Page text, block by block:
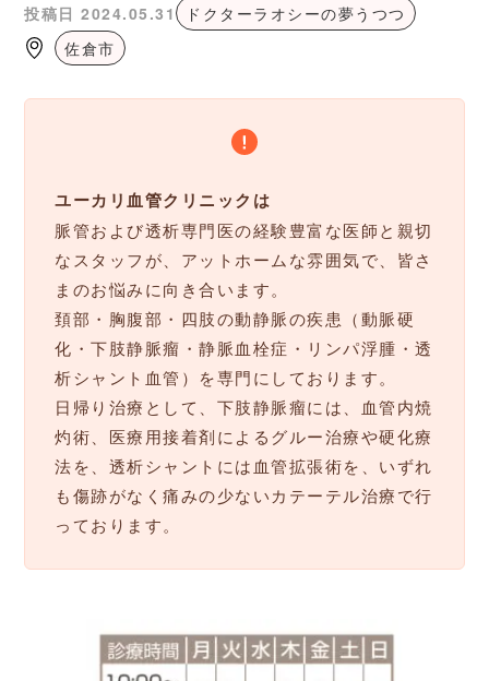
投稿日2024.05.31
ドクターラオシーの夢うつつ
佐倉市
ユーカリ血管クリニックは
脈管および透析専門医の経験豊富な医師と親切
なスタッフが、アットホームな雰囲気で、皆さ
まのお悩みに向き合います。
頚部・胸腹部・四肢の動静脈の疾患（動脈硬
化・下肢静脈瘤・静脈血栓症・リンパ浮腫・透
析シャント血管）を専門にしております。
日帰り治療として、下肢静脈瘤には、血管内焼
灼術、医療用接着剤によるグルー治療や硬化療
法を、透析シャントには血管拡張術を、いずれ
も傷跡がなく痛みの少ないカテーテル治療で行
っております。